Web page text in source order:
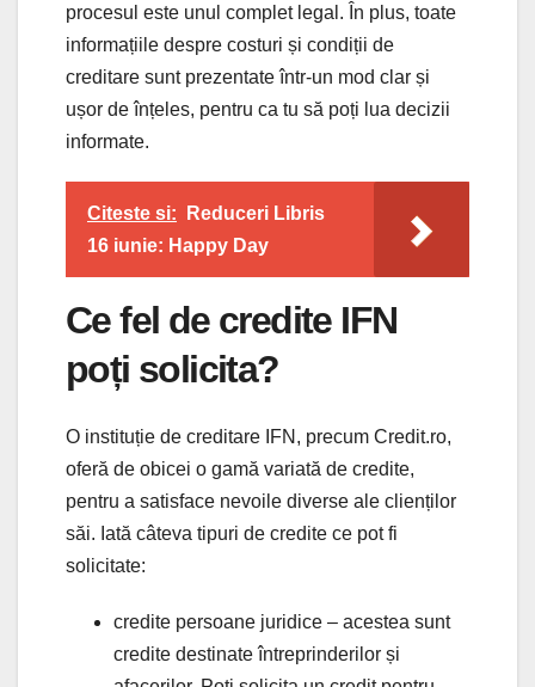
procesul este unul complet legal. În plus, toate
informațiile despre costuri și condiții de
creditare sunt prezentate într-un mod clar și
ușor de înțeles, pentru ca tu să poți lua decizii
informate.
Citeste si:
Reduceri Libris
16 iunie: Happy Day
Ce fel de credite IFN
poți solicita?
O instituție de creditare IFN, precum Credit.ro,
oferă de obicei o gamă variată de credite,
pentru a satisface nevoile diverse ale clienților
săi. Iată câteva tipuri de credite ce pot fi
solicitate:
credite persoane juridice – acestea sunt
credite destinate întreprinderilor și